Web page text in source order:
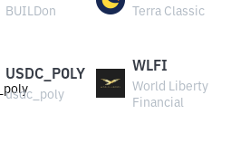
BUILDon Terra Classic
USDC_POLY
usdc_poly
WLFI
World Liberty
Financial